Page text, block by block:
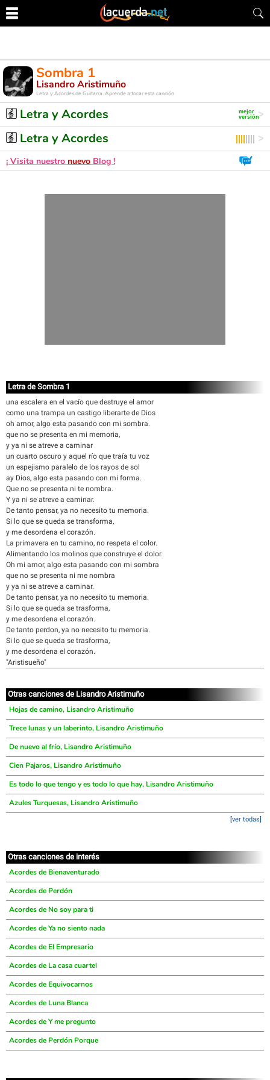
Sombra 1
Lisandro Aristimuño
Letra y Acordes de Guitarra. Aprende a tocar esta canción
Letra y Acordes
Letra y Acordes
¡ Visita nuestro nuevo Blog !
Letra de Sombra 1
una escalera en el vacío que destruye el amor
como una trampa un castigo liberarte de Dios
oh amor, algo esta pasando con mi sombra.
que no se presenta en mi memoria,
y ya ni se atreve a caminar
un cuarto oscuro y aquel río que traía tu voz
un espejismo paralelo de los rayos de sol
ay Dios, algo esta pasando con mi forma.
Que no se presenta ni te nombra.
Y ya ni se atreve a caminar.
De tanto pensar, ya no necesito tu memoria.
Si lo que se queda se transforma,
y me desordena el corazón.
La primavera en tu camino, no respeta el color.
Alimentando los molinos que construye el dolor.
Oh mi amor, algo esta pasando con mi sombra
que no se presenta ni me nombra
y ya ni se atreve a caminar.
De tanto pensar, ya no necesito tu memoria.
Si lo que se queda se trasforma,
y me desordena el corazón.
De tanto perdon, ya no necesito tu memoria.
Si lo que se queda se trasforma,
y me desordena el corazón.
"Aristisueño"
Otras canciones de Lisandro Aristimuño
Hojas de camino, Lisandro Aristimuño
Trece lunas y un laberinto, Lisandro Aristimuño
De nuevo al frío, Lisandro Aristimuño
Cien Pajaros, Lisandro Aristimuño
Es todo lo que tengo y es todo lo que hay, Lisandro Aristimuño
Azules Turquesas, Lisandro Aristimuño
[ver todas]
Otras canciones de interés
Acordes de Bienaventurado
Acordes de Perdón
Acordes de No soy para ti
Acordes de Ya no siento nada
Acordes de El Empresario
Acordes de La casa cuartel
Acordes de Equivocarnos
Acordes de Luna Blanca
Acordes de Y me pregunto
Acordes de Perdón Porque